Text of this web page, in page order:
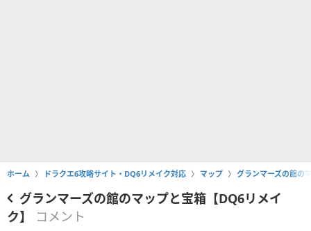
ホーム ドラクエ6攻略サイト・DQ6リメイク対応 マップ グランマーズの館の
グランマーズの館のマップと宝箱【DQ6リメイ
ク】
コメント